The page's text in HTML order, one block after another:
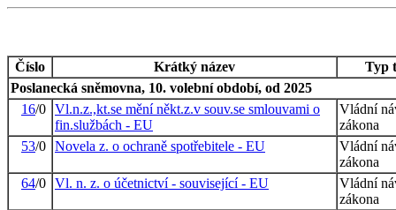
Číslo Krátký název
Typ
Poslanecká sněmovna, 10. volební období, od 2025
16/0 Vl.n.z.,kt.se mění někt.z.v souv.se smlouvami o
fin.službách - EU
Vládní
zákona
53/0 Novela z. o ochraně spotřebitele - EU
Vládní
zákona
64/0 Vl. n. z. o účetnictví - související - EU
Vládní
zákona